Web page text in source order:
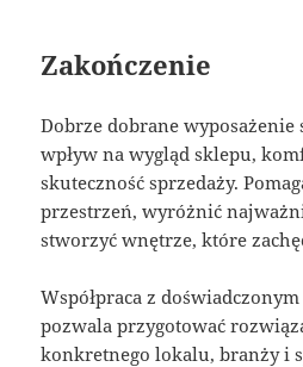
Zakończenie
Dobrze dobrane
wpływ na wygląd sklepu,
skuteczność sprzedaży.
przestrzeń, wyróżnić
stworzyć wnętrze, które
Współpraca z
pozwala przygotować
konkretnego lokalu, branży i